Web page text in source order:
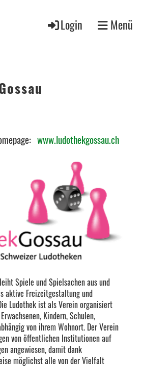
Login Menü
www.ludothekgossau.ch
Spiele und Spielsachen aus und
aktive Freizeitgestaltung und
Ludothek ist als Verein organisiert
Kindern, Schulen,
von ihrem Wohnort. Der Verein
von öffentlichen Institutionen auf
angewiesen, damit dank
möglichst alle von der Vielfalt